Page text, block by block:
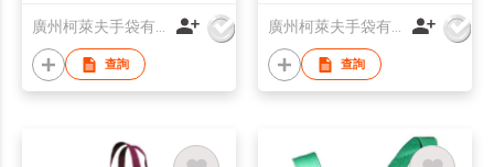
廣州柯萊夫手袋有限公司
查詢
廣州柯萊夫手袋有限公司
查詢